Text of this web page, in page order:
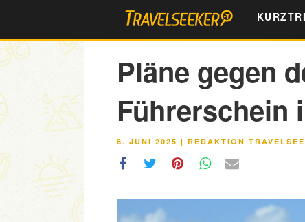
springen
Pläne gegen
Führerschein
VERÖFFENTLICHT
8. JUNI 2025 | REDAKTION